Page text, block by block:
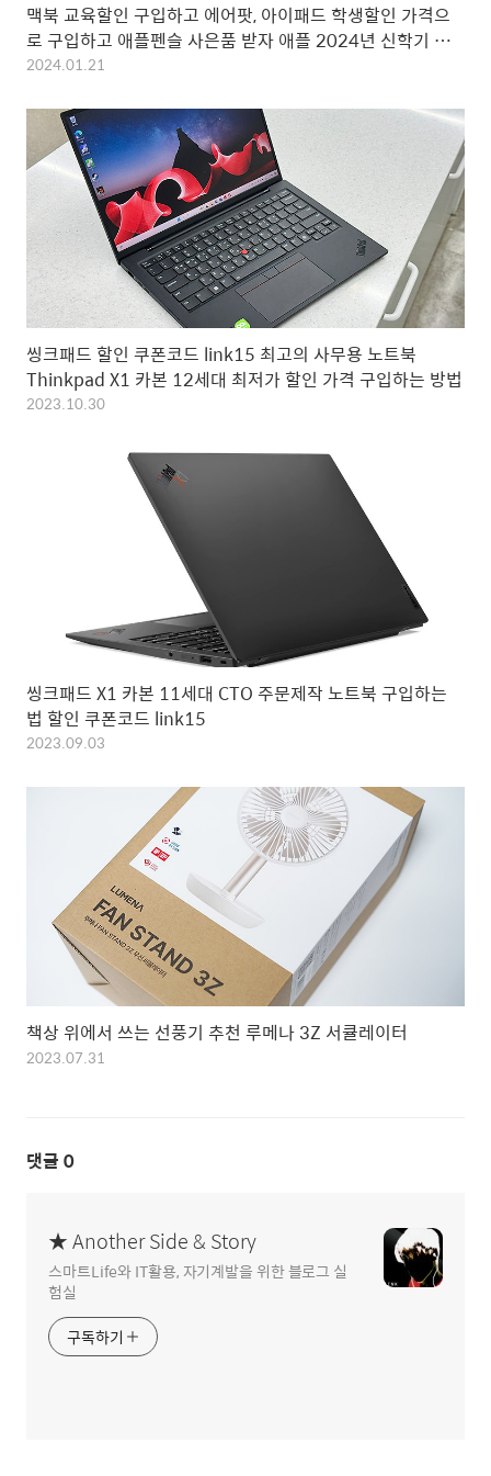
맥북 교육할인 구입하고 에어팟, 아이패드 학생할인 가격으
로 구입하고 애플펜슬 사은품 받자 애플 2024년 신학기 이
벤트
2024.01.21
씽크패드 할인 쿠폰코드 link15 최고의 사무용 노트북
Thinkpad X1 카본 12세대 최저가 할인 가격 구입하는 방법
2023.10.30
씽크패드 X1 카본 11세대 CTO 주문제작 노트북 구입하는
법 할인 쿠폰코드 link15
2023.09.03
책상 위에서 쓰는 선풍기 추천 루메나 3Z 서큘레이터
2023.07.31
댓글 0
★ Another Side & Story
스마트Life와 IT활용, 자기계발을 위한 블로그 실
험실
구독하기